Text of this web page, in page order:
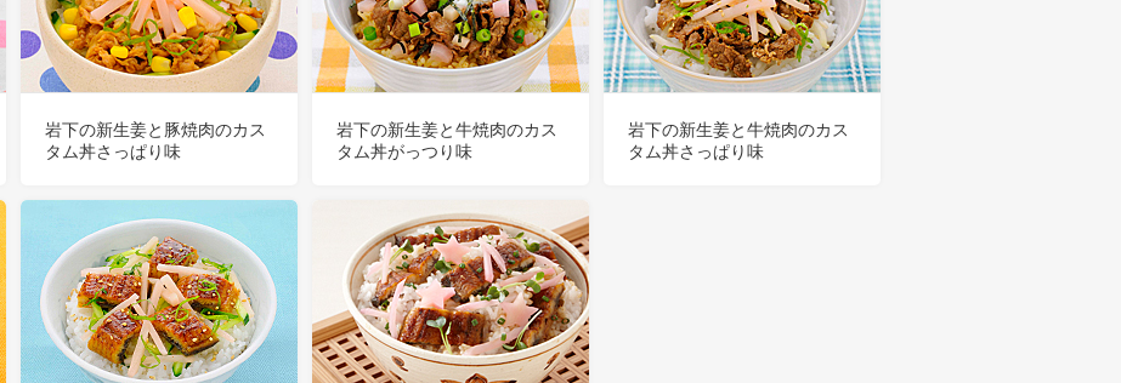
岩下の新生姜と豚焼肉のカス
タム丼さっぱり味
岩下の新生姜と牛焼肉のカス
タム丼がっつり味
岩下の新生姜と牛焼肉のカス
タム丼さっぱり味